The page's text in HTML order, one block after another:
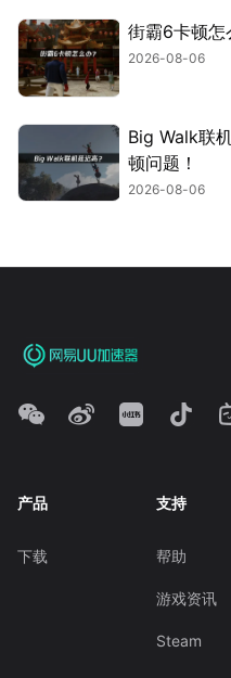
街霸6卡顿怎
2026-08-06
Big Walk联
顿问题！
2026-08-06
产品
下载
支持
帮助
游戏资讯
Steam